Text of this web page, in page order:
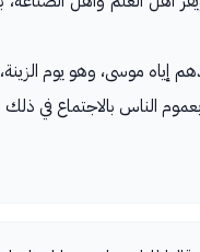
إياه موسى، وهو يوم
الناس بالاجتماع في ذلك